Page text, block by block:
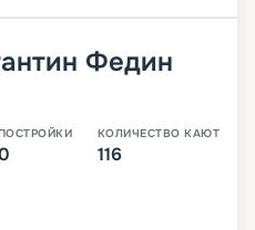
Федин
КОЛИЧЕСТВО КАЮТ
116